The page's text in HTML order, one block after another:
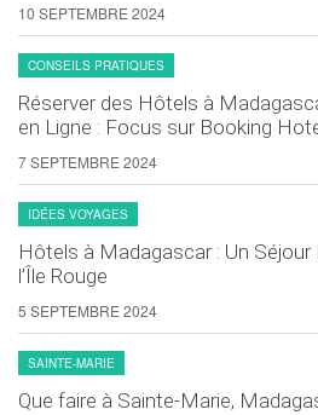
10 SEPTEMBRE 2024
CONSEILS PRATIQUES
Réserver des Hôtels à
en Ligne : Focus sur Booking
7 SEPTEMBRE 2024
IDÉES VOYAGES
Hôtels à Madagascar : Un
l’Île Rouge
5 SEPTEMBRE 2024
SAINTE-MARIE
Que faire à Sainte-Marie,